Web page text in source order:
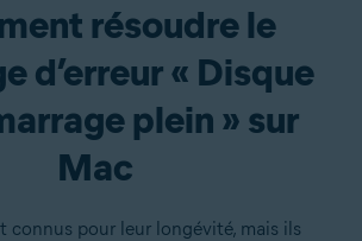
résoudre le
d’erreur « Disque
plein » sur
Mac
connus pour leur longévité, mais ils